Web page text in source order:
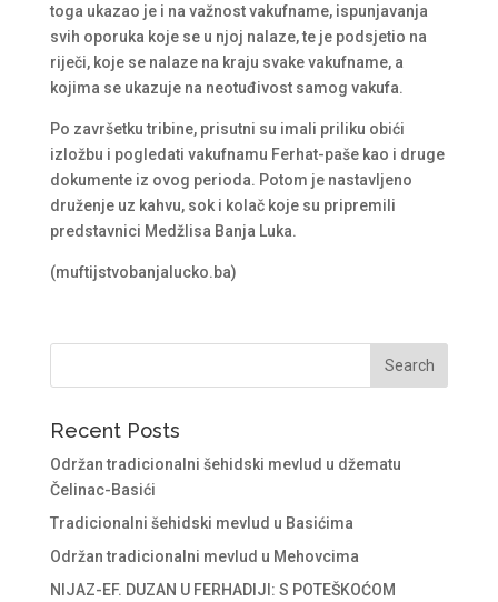
toga ukazao je i na važnost vakufname, ispunjavanja
svih oporuka koje se u njoj nalaze, te je podsjetio na
riječi, koje se nalaze na kraju svake vakufname, a
kojima se ukazuje na neotuđivost samog vakufa.
Po završetku tribine, prisutni su imali priliku obići
izložbu i pogledati vakufnamu Ferhat-paše kao i druge
dokumente iz ovog perioda. Potom je nastavljeno
druženje uz kahvu, sok i kolač koje su pripremili
predstavnici Medžlisa Banja Luka.
(muftijstvobanjalucko.ba)
Recent Posts
Održan tradicionalni šehidski mevlud u džematu
Čelinac-Basići
Tradicionalni šehidski mevlud u Basićima
Održan tradicionalni mevlud u Mehovcima
NIJAZ-EF. DUZAN U FERHADIJI: S POTEŠKOĆOM